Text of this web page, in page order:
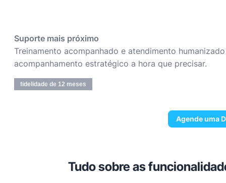
Suporte mais próximo
Treinamento acompanhado e atendimento
acompanhamento estratégico a hora que precisar.
fidelidade de 12 meses
Agende uma
Tudo sobre as